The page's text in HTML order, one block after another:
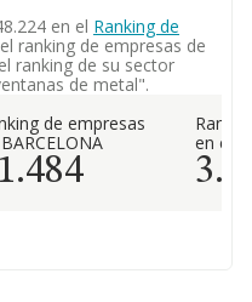
en el Ranking de
ranking de empresas de
ranking de su sector
de metal".
de empresas
en el